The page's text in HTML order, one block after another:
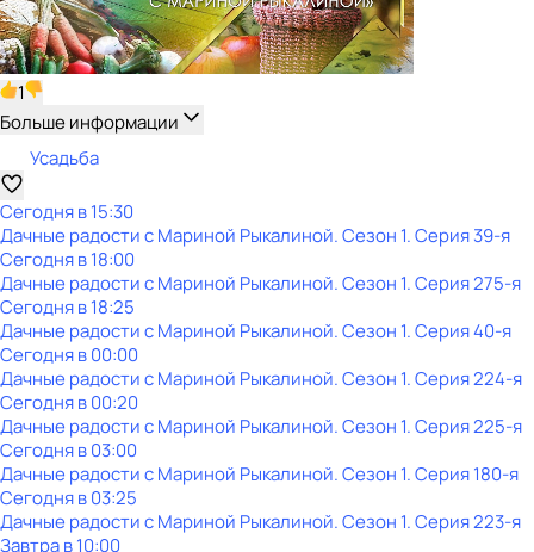
1
Больше информации
Усадьба
Сегодня в 15:30
Дачные радости с Мариной Рыкалиной. Сезон 1. Серия 39-я
Сегодня в 18:00
Дачные радости с Мариной Рыкалиной. Сезон 1. Серия 275-я
Сегодня в 18:25
Дачные радости с Мариной Рыкалиной. Сезон 1. Серия 40-я
Сегодня в 00:00
Дачные радости с Мариной Рыкалиной. Сезон 1. Серия 224-я
Сегодня в 00:20
Дачные радости с Мариной Рыкалиной. Сезон 1. Серия 225-я
Сегодня в 03:00
Дачные радости с Мариной Рыкалиной. Сезон 1. Серия 180-я
Сегодня в 03:25
Дачные радости с Мариной Рыкалиной. Сезон 1. Серия 223-я
Завтра в 10:00